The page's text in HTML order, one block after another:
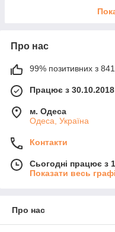
Про нас
99% позитивних з 841
Працює з 30.10.2018
м. Одеса
Одеса, Україна
Контакти
Сьогодні працює з
Показати весь
Про нас